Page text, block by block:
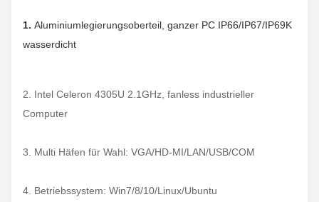
1. Aluminiumlegierungsoberteil, ganzer PC IP66/IP67/IP69K
wasserdicht
2. Intel Celeron 4305U 2.1GHz, fanless industrieller
Computer
3. Multi Häfen für Wahl: VGA/HD-MI/LAN/USB/COM
4. Betriebssystem: Win7/8/10/Linux/Ubuntu